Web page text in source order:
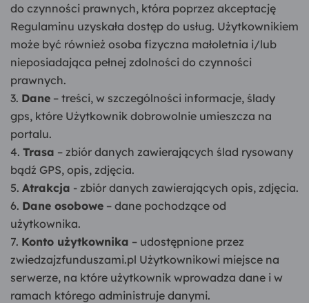
do czynności prawnych, która poprzez akceptację
Regulaminu uzyskała dostęp do usług. Użytkownikiem
może być również osoba fizyczna małoletnia i/lub
nieposiadająca pełnej zdolności do czynności
prawnych.
Dane – treści, w szczególności informacje, ślady
gps, które Użytkownik dobrowolnie umieszcza na
portalu.
Trasa – zbiór danych zawierających ślad rysowany
bądź GPS, opis, zdjęcia.
Atrakcja - zbiór danych zawierających opis, zdjęcia.
Dane osobowe – dane pochodzące od
użytkownika.
Konto użytkownika – udostępnione przez
zwiedzajzfunduszami.pl Użytkownikowi miejsce na
serwerze, na które użytkownik wprowadza dane i w
ramach którego administruje danymi.